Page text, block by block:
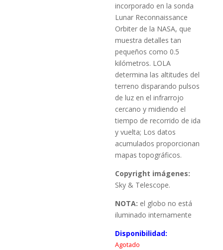
incorporado en la sonda
Lunar Reconnaissance
Orbiter de la NASA, que
muestra detalles tan
pequeños como 0.5
kilómetros. LOLA
determina las altitudes del
terreno disparando pulsos
de luz en el infrarrojo
cercano y midiendo el
tiempo de recorrido de ida
y vuelta; Los datos
acumulados proporcionan
mapas topográficos.
Copyright imágenes:
Sky & Telescope.
NOTA: el globo no está
iluminado internamente
Disponibilidad:
Agotado